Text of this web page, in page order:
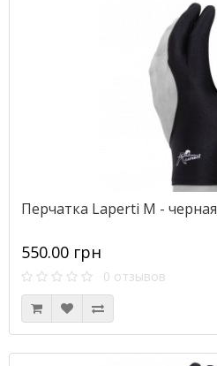
Перчатка Laperti М - черная
550.00 грн
0 отзывов